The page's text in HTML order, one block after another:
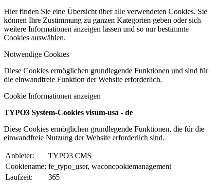
Hier finden Sie eine Übersicht über alle verwendeten Cookies. Sie
können Ihre Zustimmung zu ganzen Kategorien geben oder sich
weitere Informationen anzeigen lassen und so nur bestimmte
Cookies auswählen.
Notwendige Cookies
Diese Cookies ermöglichen grundlegende Funktionen und sind für
die einwandfreie Funktion der Website erforderlich.
Cookie Informationen anzeigen
TYPO3 System-Cookies visum-usa - de
Diese Cookies ermöglichen grundlegende Funktionen, die für die
einwandfreie Nutzung der Website erforderlich sind.
Anbieter:
TYPO3 CMS
Cookiename: fe_typo_user, waconcookiemanagement
Laufzeit:
365